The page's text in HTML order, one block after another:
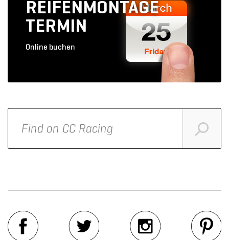
REIFENMONTAGE
TERMIN
Online buchen